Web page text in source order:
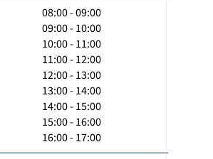
08:00 - 09:00
09:00 - 10:00
10:00 - 11:00
11:00 - 12:00
12:00 - 13:00
13:00 - 14:00
14:00 - 15:00
15:00 - 16:00
16:00 - 17:00